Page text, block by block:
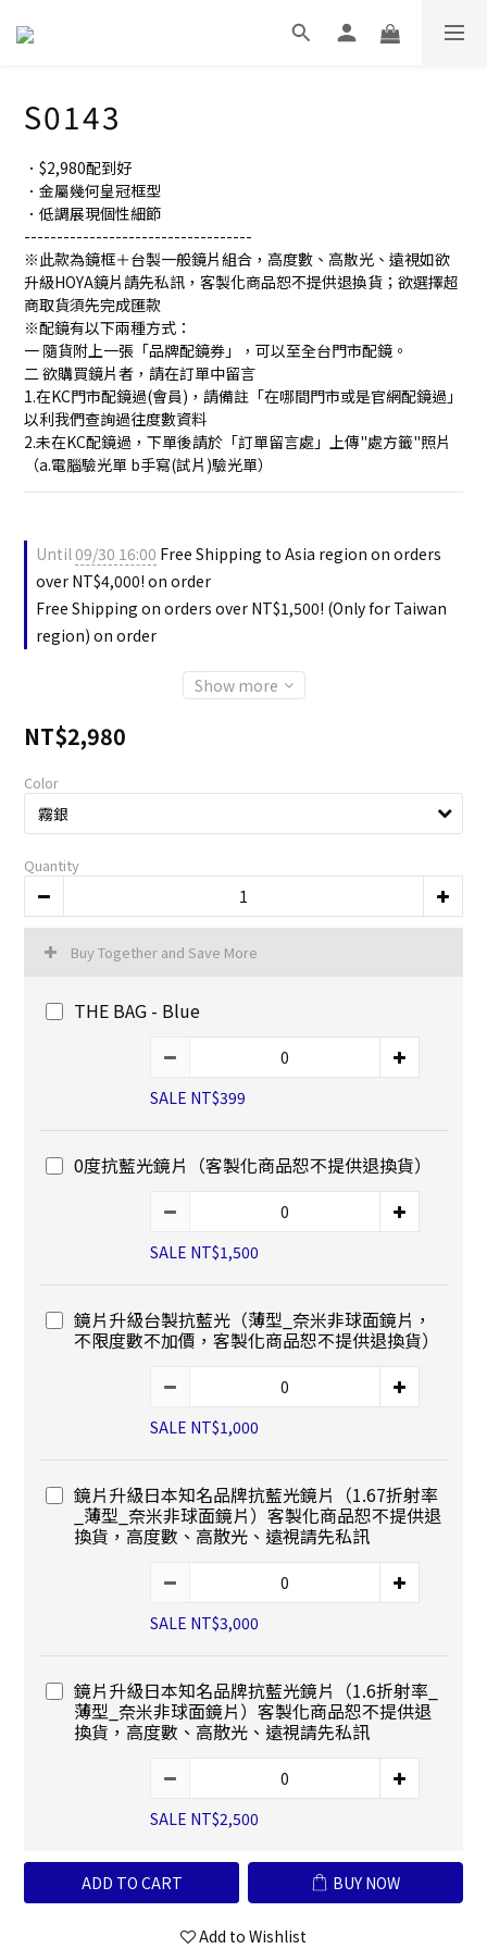
S0143
．$2,980配到好
．金屬幾何皇冠框型
．低調展現個性細節
-----------------------------------
※此款為鏡框＋台製一般鏡片組合，高度數、高散光、遠視如欲
升級HOYA鏡片請先私訊，客製化商品恕不提供退換貨；欲選擇超
商取貨須先完成匯款
※配鏡有以下兩種方式：
一 隨貨附上一張「品牌配鏡券」，可以至全台門市配鏡。
二 欲購買鏡片者，請在訂單中留言
1.在KC門市配鏡過(會員)，請備註「在哪間門市或是官網配鏡過」
以利我們查詢過往度數資料
2.未在KC配鏡過，下單後請於「訂單留言處」上傳"處方籤"照片
（a.電腦驗光單 b手寫(試片)驗光單）
Until09/30 16:00 Free Shipping to Asia region on orders
over NT$4,000! on order
Free Shipping on orders over NT$1,500! (Only for Taiwan
region) on order
Show more
NT$2,980
Color
Quantity
Buy Together and Save More
THE BAG - Blue
SALE NT$399
0度抗藍光鏡片（客製化商品恕不提供退換貨）
SALE NT$1,500
鏡片升級台製抗藍光（薄型_奈米非球面鏡片，
不限度數不加價，客製化商品恕不提供退換貨）
SALE NT$1,000
鏡片升級日本知名品牌抗藍光鏡片（1.67折射率
_薄型_奈米非球面鏡片）客製化商品恕不提供退
換貨，高度數、高散光、遠視請先私訊
SALE NT$3,000
鏡片升級日本知名品牌抗藍光鏡片（1.6折射率_
薄型_奈米非球面鏡片）客製化商品恕不提供退
換貨，高度數、高散光、遠視請先私訊
SALE NT$2,500
ADD TO CART BUY NOW
Add to Wishlist